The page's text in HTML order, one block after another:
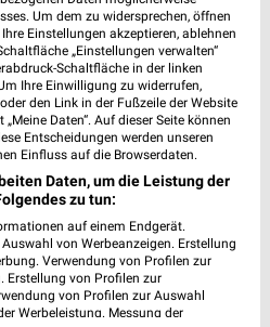
Laupheim
63-73
Uhr | Geöffnet
Laupheim
9
Uhr | Geöffnet
Um dem zu widersprechen, öffnen
Einstellungen akzeptieren, ablehnen
„Einstellungen verwalten“
Schaltfläche in der linken
Ihre Einwilligung zu widerrufen,
den Link in der Fußzeile der Website
Daten“. Auf dieser Seite können
Entscheidungen werden unseren
Einfluss auf die Browserdaten.
Daten, um die Leistung der
zu tun:
auf einem Endgerät.
von Werbeanzeigen. Erstellung
Verwendung von Profilen zur
Erstellung von Profilen zur
von Profilen zur Auswahl
Werbeleistung. Messung der